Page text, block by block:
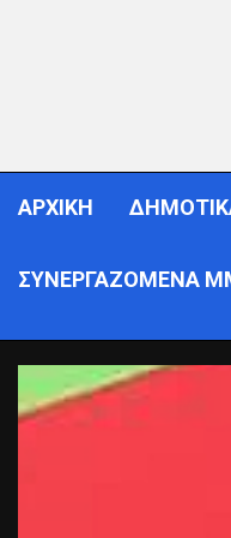
ΑΡΧΙΚΗ
ΣΥΝΕΡΓΑΖΟΜΕΝΑ